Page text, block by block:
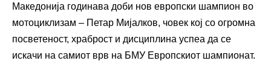
Македонија годинава доби нов европски шампион во
мотоциклизам – Петар Мијалков, човек кој со огромна
посветеност, храброст и дисциплина успеа да се
искачи на самиот врв на БМУ Европскиот шампионат.